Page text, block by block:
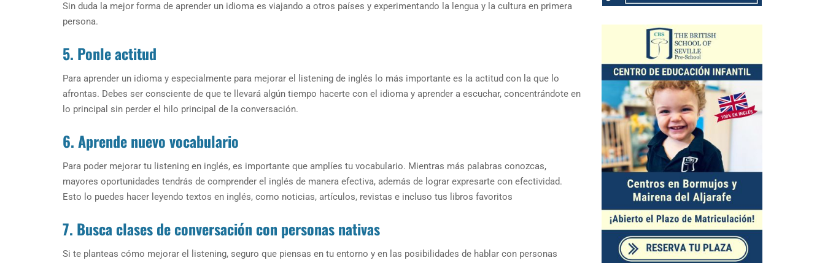
Sin duda la mejor forma de aprender un idioma es viajando a otros países y experimentando la lengua y la cultura en primera
persona.
5. Ponle actitud
Para aprender un idioma y especialmente para mejorar el listening de inglés lo más importante es la actitud con la que lo
afrontas. Debes ser consciente de que te llevará algún tiempo hacerte con el idioma y aprender a escuchar, concentrándote en
lo principal sin perder el hilo principal de la conversación.
6. Aprende nuevo vocabulario
Para poder mejorar tu listening en inglés, es importante que amplíes tu vocabulario. Mientras más palabras conozcas,
mayores oportunidades tendrás de comprender el inglés de manera efectiva, además de lograr expresarte con efectividad.
Esto lo puedes hacer leyendo textos en inglés, como noticias, artículos, revistas e incluso tus libros favoritos
7. Busca clases de conversación con personas nativas
Si te planteas cómo mejorar el listening, seguro que piensas en tu entorno y en las posibilidades de hablar con personas